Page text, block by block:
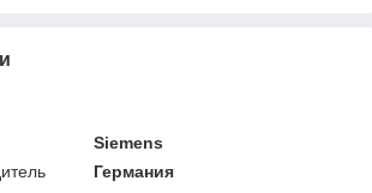
Siemens
Германия